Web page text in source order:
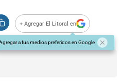
+ Agregar El Litoral en
a tus medios preferidos en Google